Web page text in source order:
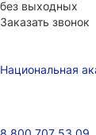
без выходных
Заказать звонок
Национальная